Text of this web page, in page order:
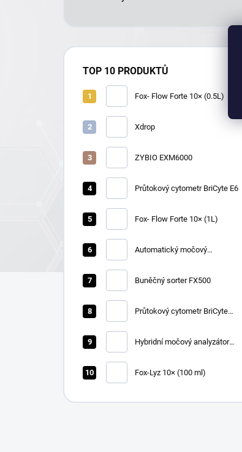
TOP 10 PRODUKTŮ
Fox- Flow Forte 10× (0.5L)
Xdrop
ZYBIO EXM6000
Průtokový cytometr BriCyte E6
Fox- Flow Forte 10× (1L)
Automatický močový
Buněčný sorter FX500
Průtokový cytometr BriCyte
Hybridní močový analyzátor
Fox-Lyz 10× (100 ml)